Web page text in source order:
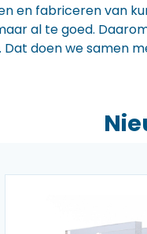
en fabriceren van
al te goed.
doen we samen